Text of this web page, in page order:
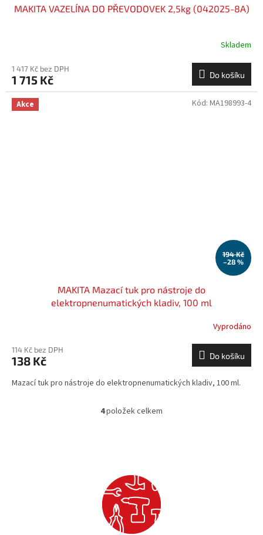
MAKITA VAZELÍNA DO PŘEVODOVEK 2,5kg (042025-8A)
Skladem
1 417 Kč bez DPH
1 715 Kč Do košíku
Akce
194 Kč
–28 %
MAKITA Mazací tuk pro nástroje do
elektropnenumatických kladiv, 100 ml
Vyprodáno
114 Kč bez DPH
138 Kč Do košíku
Mazací tuk pro nástroje do elektropnenumatických kladiv, 100 ml.
Kód: MA198993-4
O
c
í
p
r
v
4položek celkem